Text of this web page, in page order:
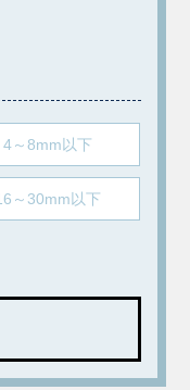
4～8mm以下
～30mm以下